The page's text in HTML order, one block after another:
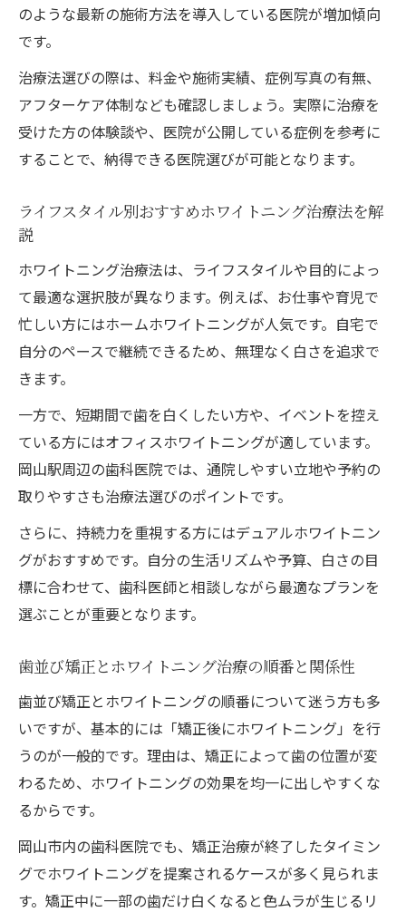
のような最新の施術方法を導入している医院が増加傾向
です。
治療法選びの際は、料金や施術実績、症例写真の有無、
アフターケア体制なども確認しましょう。実際に治療を
受けた方の体験談や、医院が公開している症例を参考に
することで、納得できる医院選びが可能となります。
ライフスタイル別おすすめホワイトニング治療法を解
説
ホワイトニング治療法は、ライフスタイルや目的によっ
て最適な選択肢が異なります。例えば、お仕事や育児で
忙しい方にはホームホワイトニングが人気です。自宅で
自分のペースで継続できるため、無理なく白さを追求で
きます。
一方で、短期間で歯を白くしたい方や、イベントを控え
ている方にはオフィスホワイトニングが適しています。
岡山駅周辺の歯科医院では、通院しやすい立地や予約の
取りやすさも治療法選びのポイントです。
さらに、持続力を重視する方にはデュアルホワイトニン
グがおすすめです。自分の生活リズムや予算、白さの目
標に合わせて、歯科医師と相談しながら最適なプランを
選ぶことが重要となります。
歯並び矯正とホワイトニング治療の順番と関係性
歯並び矯正とホワイトニングの順番について迷う方も多
いですが、基本的には「矯正後にホワイトニング」を行
うのが一般的です。理由は、矯正によって歯の位置が変
わるため、ホワイトニングの効果を均一に出しやすくな
るからです。
岡山市内の歯科医院でも、矯正治療が終了したタイミン
グでホワイトニングを提案されるケースが多く見られま
す。矯正中に一部の歯だけ白くなると色ムラが生じるリ